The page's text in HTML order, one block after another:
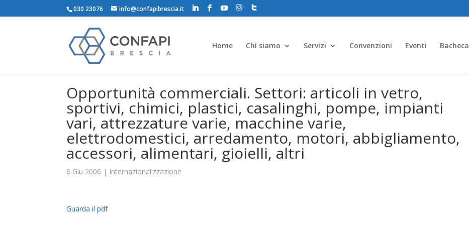
030 23076 info@confapibrescia.it
Home Chi siamo Servizi Convenzioni Eventi Bacheca
Opportunità commerciali. Settori: articoli in vetro,
sportivi, chimici, plastici, casalinghi, pompe, impianti
vari, attrezzature varie, macchine varie,
elettrodomestici, arredamento, motori, abbigliamento,
accessori, alimentari, gioielli, altri
6 Giu 2006 | Internazionalizzazione
Guarda il pdf